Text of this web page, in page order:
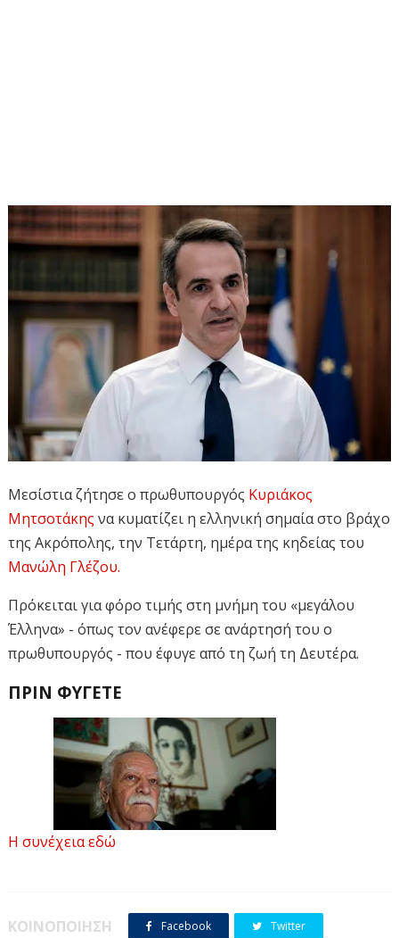
Μεσίστια ζήτησε ο πρωθυπουργός Κυριάκος
Μητσοτάκης να κυματίζει η ελληνική σημαία στο βράχο
της Ακρόπολης, την Τετάρτη, ημέρα της κηδείας του
Μανώλη Γλέζου.
Πρόκειται για φόρο τιμής στη μνήμη του «μεγάλου
Έλληνα» - όπως τον ανέφερε σε ανάρτησή του ο
πρωθυπουργός - που έφυγε από τη ζωή τη Δευτέρα.
ΠΡΙΝ ΦΥΓΕΤΕ
Η συνέχεια εδώ
ΚΟΙΝΟΠΟΙΗΣΗ Facebook Twitter